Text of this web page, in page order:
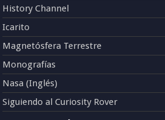
History Channel
Icarito
Magnetósfera Terrestre
Monografías
Nasa (Inglés)
Siguiendo al Curiosity Rover